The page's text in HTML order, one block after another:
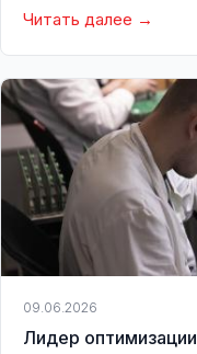
Читать далее
09.06.2026
Лидер оптимизации